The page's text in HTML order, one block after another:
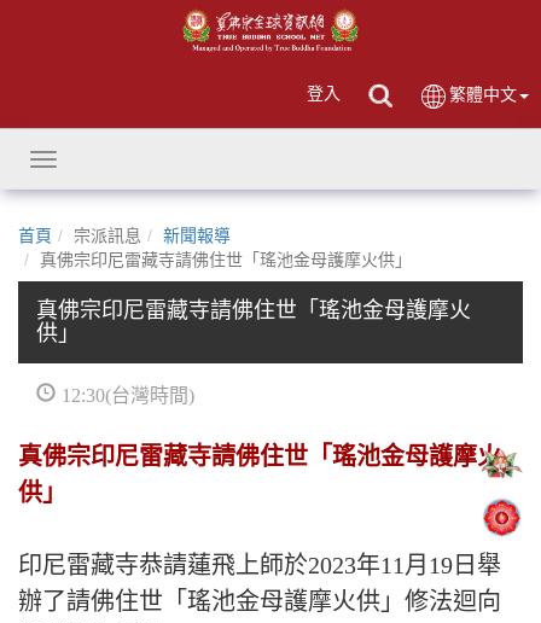
登入 繁體中文
Toggle
navigation
首頁 宗派訊息
新聞報導
真佛宗印尼雷藏寺請佛住世「瑤池金母護摩火供」
真佛宗印尼雷藏寺請佛住世「瑤池金母護摩火
供」
12:30(台灣時間)
真佛宗印尼雷藏寺請佛住世「瑤池金母護摩火
供」
印尼雷藏寺恭請蓮飛上師於2023年11月19日舉
辦了請佛住世「瑤池金母護摩火供」修法迴向